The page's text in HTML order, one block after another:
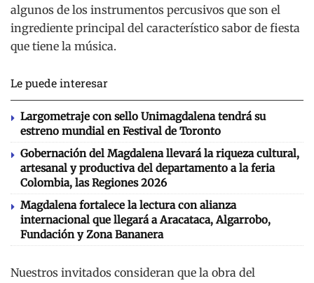
algunos de los instrumentos percusivos que son el
ingrediente principal del característico sabor de fiesta
que tiene la música.
Le puede interesar
Largometraje con sello Unimagdalena tendrá su
estreno mundial en Festival de Toronto
Gobernación del Magdalena llevará la riqueza cultural,
artesanal y productiva del departamento a la feria
Colombia, las Regiones 2026
Magdalena fortalece la lectura con alianza
internacional que llegará a Aracataca, Algarrobo,
Fundación y Zona Bananera
Nuestros invitados consideran que la obra del